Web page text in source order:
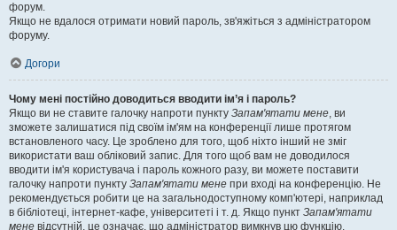
форум.
Якщо не вдалося отримати новий пароль, зв'яжіться з адміністратором
форуму.
Догори
Чому мені постійно доводиться вводити ім’я і пароль?
Якщо ви не ставите галочку напроти пункту Запам'ятати мене, ви
зможете залишатися під своїм ім'ям на конференції лише протягом
встановленого часу. Це зроблено для того, щоб ніхто інший не зміг
використати ваш обліковий запис. Для того щоб вам не доводилося
вводити ім'я користувача і пароль кожного разу, ви можете поставити
галочку напроти пункту Запам'ятати мене при вході на конференцію. Не
рекомендується робити це на загальнодоступному комп'ютері, наприклад
в бібліотеці, інтернет-кафе, університеті і т. д. Якщо пункт Запам'ятати
мене відсутній, це означає, що адміністратор вимкнув цю функцію.